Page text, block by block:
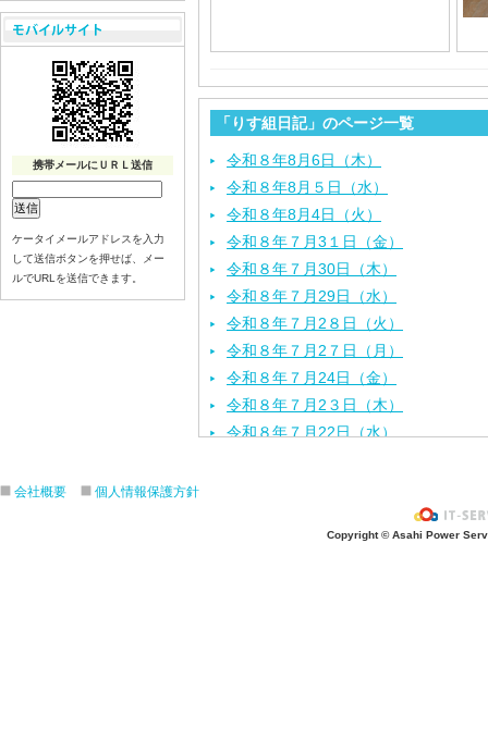
「りす組日記」のページ一覧
令和８年8月6日（木）
令和８年8月５日（水）
令和８年8月4日（火）
令和８年７月3１日（金）
令和８年７月30日（木）
令和８年７月29日（水）
令和８年７月2８日（火）
令和８年７月2７日（月）
令和８年７月24日（金）
令和８年７月2３日（木）
令和８年７月22日（水）
令和８年７月１５日（水）
携帯メールにＵＲＬ送信
ケータイメールアドレスを入力
して送信ボタンを押せば、メー
ルでURLを送信できます。
会社概要 個人情報保護方針
Copyright © Asahi Power